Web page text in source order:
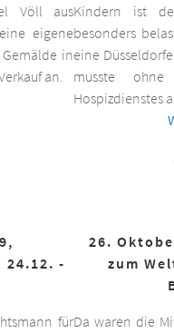
Völl aus
eigene
in
an.
Kindern ist der
besonders
eine
musste
Hospizdienstes
24.12. -
für
26.
zum
Da waren die